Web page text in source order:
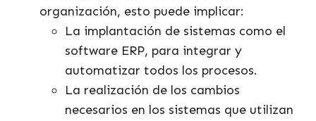
organización, esto puede implicar:
La implantación de sistemas como el
software ERP, para integrar y
automatizar todos los procesos.
La realización de los cambios
necesarios en los sistemas que utilizan